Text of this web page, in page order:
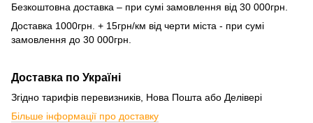
Безкоштовна доставка – при сумі замовлення від 30 000грн.
Доставка 1000грн. + 15грн/км від черти міста - при сумі
замовлення до 30 000грн.
Доставка по Україні
Згідно тарифів перевизників, Нова Пошта або Делівері
Більше інформації про доставку